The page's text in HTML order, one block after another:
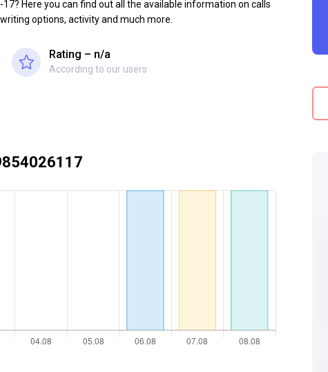
Here you can find out all the available information on calls
options, activity and much more.
Rating – n/a
According to our users